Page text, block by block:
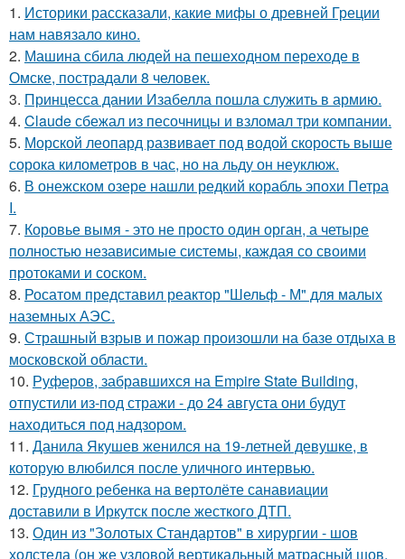
1. Историки рассказали, какие мифы о древней Греции
нам навязало кино.
2. Машина сбила людей на пешеходном переходе в
Омске, пострадали 8 человек.
3. Принцесса дании Изабелла пошла служить в армию.
4. Claude сбежал из песочницы и взломал три компании.
5. Морской леопард развивает под водой скорость выше
сорока километров в час, но на льду он неуклюж.
6. В онежском озере нашли редкий корабль эпохи Петра
I.
7. Коровье вымя - это не просто один орган, а четыре
полностью независимые системы, каждая со своими
протоками и соском.
8. Росатом представил реактор "Шельф - М" для малых
наземных АЭС.
9. Страшный взрыв и пожар произошли на базе отдыха в
московской области.
10. Руферов, забравшихся на Empire State Building,
отпустили из-под стражи - до 24 августа они будут
находиться под надзором.
11. Данила Якушев женился на 19-летней девушке, в
которую влюбился после уличного интервью.
12. Грудного ребенка на вертолёте санавиации
доставили в Иркутск после жесткого ДТП.
13. Один из "Золотых Стандартов" в хирургии - шов
холстеда (он же узловой вертикальный матрасный шов.